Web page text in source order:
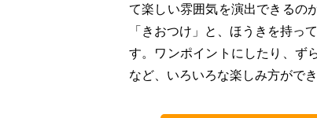
て楽しい雰囲気を演出できるの
「きおつけ」と、ほうきを持っ
す。ワンポイントにしたり、ず
など、いろいろな楽しみ方がで